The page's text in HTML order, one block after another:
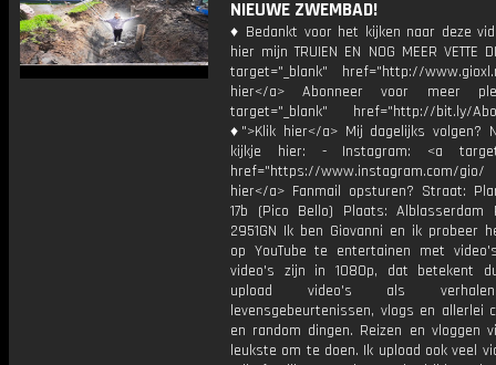
NIEUWE ZWEMBAD!
♦ Bedankt voor het kijken naar deze
hier mijn TRUIEN EN NOG MEER VETTE
target="_blank" href="http://
hier</a> Abonneer voor meer
target="_blank" href="http://bit.ly/
♦">Klik hier</a> Mij dagelijks volgen?
kijkje hier: - Instagram: <a
href="https://www.instagram.com/
hier</a> Fanmail opsturen? Straat:
17b (Pico Bello) Plaats: Alblasserdam
2951GN Ik ben Giovanni en ik probeer
op YouTube te entertainen met
video's zijn in 1080p, dat betekent
upload video's als
levensgebeurtenissen, vlogs en allerlei
en random dingen. Reizen en vloggen
leukste om te doen. Ik upload ook veel